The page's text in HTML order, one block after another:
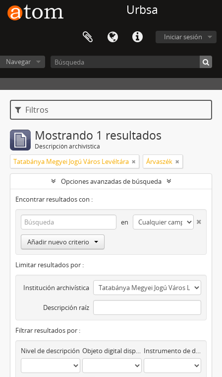
Urbsa
Iniciar sesión
Navegar
Filtros
Mostrando 1 resultados
Descripción archivística
Tatabánya Megyei Jogú Város Levéltára Árvaszék
Opciones avanzadas de búsqueda
Encontrar resultados con :
en
Añadir nuevo criterio
Limitar resultados por :
Institución archivística
Descripción raíz
Filtrar resultados por :
Nivel de descripción Objeto digital disponibles Instrumento de descripción